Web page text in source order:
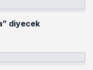
diyecek